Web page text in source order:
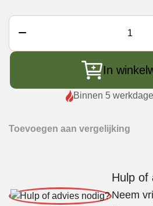
Serveerplank
Pizza
Handvat
Diameter
In
Binnen 5
Toevoegen aan vergelijking
Hulp of
Neem